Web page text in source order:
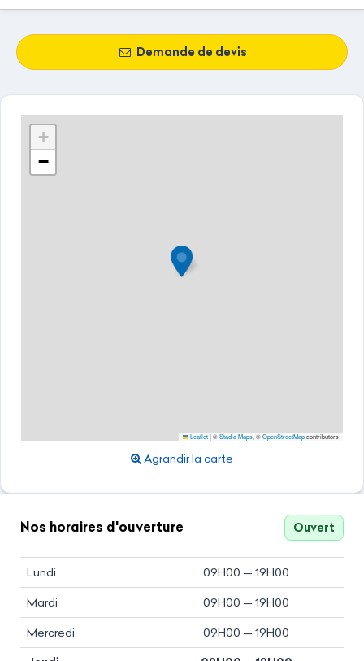
Demande de devis
+
−
Leaflet|©Stadia Maps , ©OpenStreetMapcontributors
Agrandir la carte
Nos horaires d'ouverture Ouvert
Lundi 09H00 — 19H00
Mardi 09H00 — 19H00
Mercredi 09H00 — 19H00